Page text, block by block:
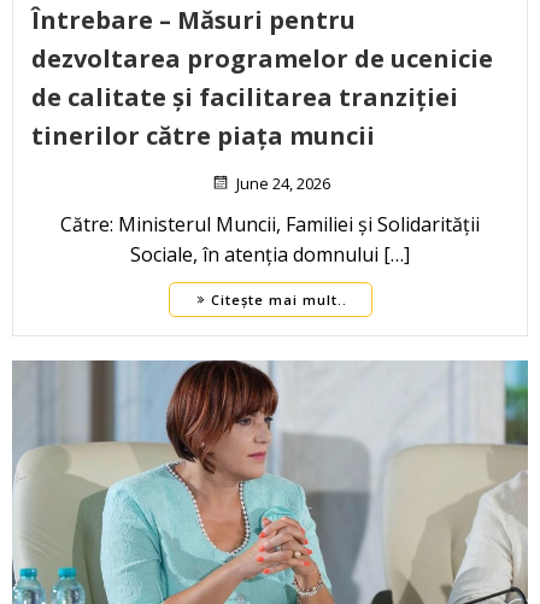
Întrebare – Măsuri pentru
dezvoltarea programelor de ucenicie
de calitate și facilitarea tranziției
tinerilor către piața muncii
June 24, 2026
Către: Ministerul Muncii, Familiei și Solidarității
Sociale, în atenția domnului […]
Citește mai mult..